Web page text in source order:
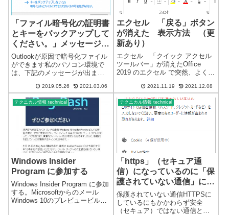
「ファイル暗号化の証明書
とキーをバックアップして
ください。」メッセージが
表示される
Outlookが原因で暗号化ファイル
ができます私のパソコン環境で
は、下記のメッセージが出ま
とキーをバックアップしてくだ
さい。」メッセージリカバリー
後、Outlookを操作していると突
2019.05.26 2021.03.06
エクセル 「戻る」ボタン
が消えた 表示方法 （更
新あり）
エクセル 「クイック アクセル
ツールバー」が消えたOffice
2019 のエクセル で突然、よく使
れなくなりました。Windows
10・Windows 11 のどちらでも確
認しています。バックグランド
での更...
2021.11.19 2021.12.08
テクニカル情報 technical
Windows Insider
Program に参加する
Windows Insider Program に参加
する。Microsoftからのメール
Windows 10のプレビュービルド
テクニカル情報 technical
「https」（セキュア通
信）になっているのに「保
護されていない通信」にな
る
保護されていない通信HTTPSに
しているにもかかわらず安全
（セキュア）ではない通信と表